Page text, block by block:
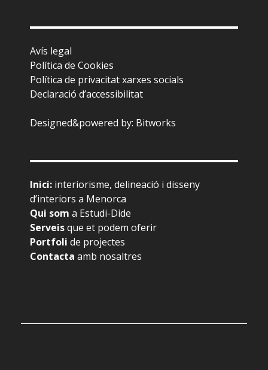
Avís legal
Política de Cookies
Política de privacitat xarxes socials
Declaració d’accessibilitat
Designed&powered by: Bitworks
Inici: interiorisme, delineació i disseny
d’interiors a Menorca
Qui som a Estudi-Dide
Serveisque et podem oferir
Portfoli de projectes
Contacta amb nosaltres